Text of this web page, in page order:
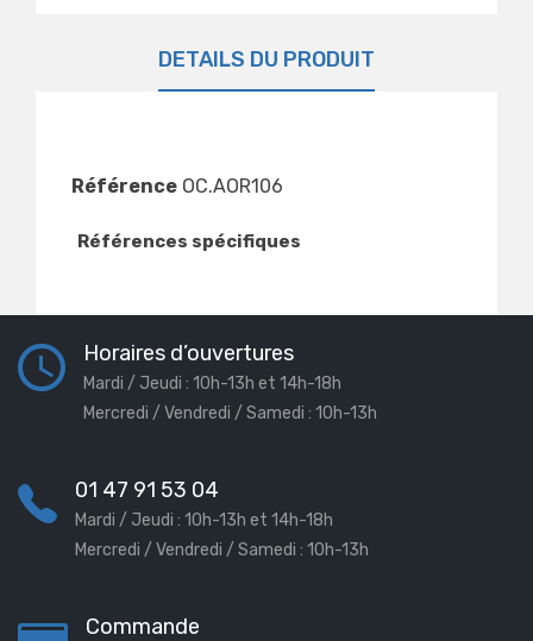
DÉTAILS DU PRODUIT
Référence OC.AOR106
Références spécifiques
Horaires d’ouvertures
Mardi / Jeudi : 10h-13h et 14h-18h
Mercredi / Vendredi / Samedi : 10h-13h
01 47 91 53 04
Mardi / Jeudi : 10h-13h et 14h-18h
Mercredi / Vendredi / Samedi : 10h-13h
Commande